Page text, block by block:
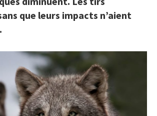
que leurs impacts n’aient